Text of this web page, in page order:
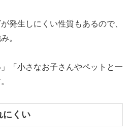
発生しにくい性質もあるので、
。
「小さなお子さんやペットと一
くい